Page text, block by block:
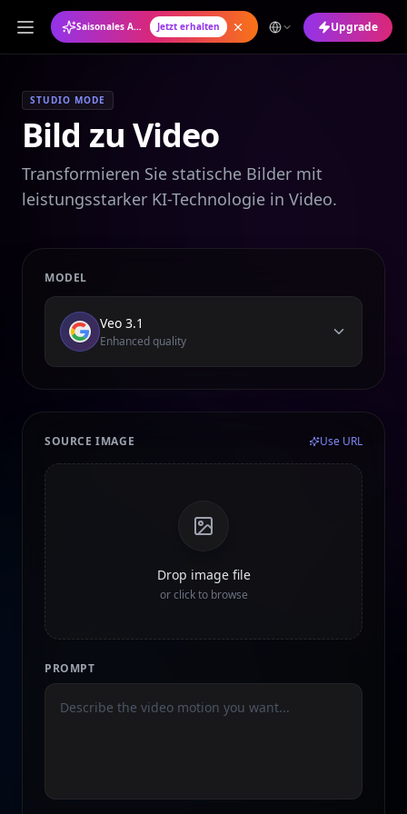
Saisonales Angebot: Jahresabo mit 50 % Rabatt Jetzt erhalten Upgrade
STUDIO MODE
Bild zu Video
Transformieren Sie statische Bilder mit
leistungsstarker KI-Technologie in Video.
MODEL
Veo 3.1
Enhanced quality
SOURCE IMAGE Use URL
Drop image file
or click to browse
PROMPT